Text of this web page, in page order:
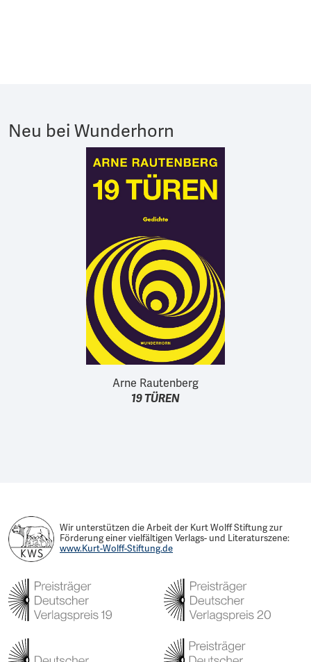
Neu bei Wunderhorn
Arne Rautenberg
19 TÜREN
Wir unterstützen die Arbeit der Kurt Wolff Stiftung zur
Förderung einer vielfältigen Verlags- und Literaturszene:
www.Kurt-Wolff-Stiftung.de